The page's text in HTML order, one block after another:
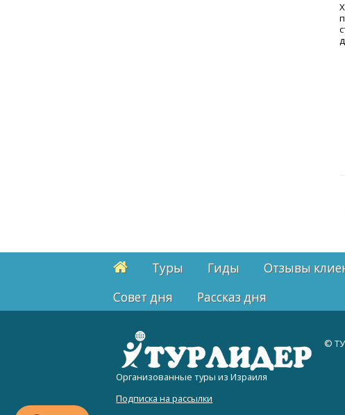
Туры Гиды Отзывы
Cовет дня
Рассказ дня
©
Организованные туры из Израиля
Подписка на рассылки